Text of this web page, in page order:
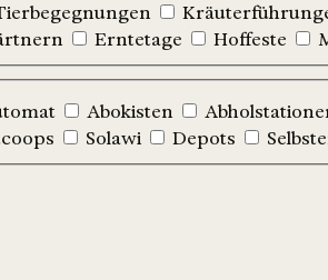
Erntetage Hoffeste
Abokisten
Solawi Depots